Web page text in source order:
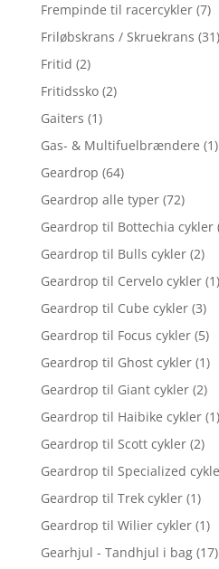
Frempinde til racercykler (7)
Friløbskrans / Skruekrans (31)
Fritid (2)
Fritidssko (2)
Gaiters (1)
Gas- & Multifuelbrændere (1)
Geardrop (64)
Geardrop alle typer (72)
Geardrop til Bottechia cykler
Geardrop til Bulls cykler (2)
Geardrop til Cervelo cykler (1)
Geardrop til Cube cykler (3)
Geardrop til Focus cykler (5)
Geardrop til Ghost cykler (1)
Geardrop til Giant cykler (2)
Geardrop til Haibike cykler (1)
Geardrop til Scott cykler (2)
Geardrop til Specialized
Geardrop til Trek cykler (1)
Geardrop til Wilier cykler (1)
Gearhjul - Tandhjul i bag (17)